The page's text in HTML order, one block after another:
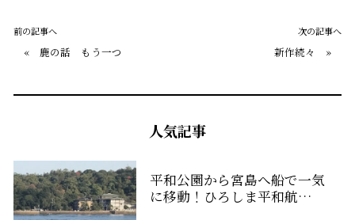
前の記事へ
« 鹿の話 もう一つ
次の記事へ
新作続々 »
人気記事
平和公園から宮島へ船で一気
に移動！ひろしま平和航…